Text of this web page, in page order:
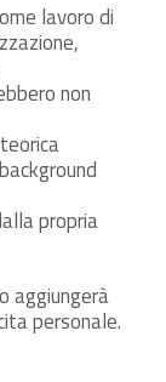
lavoro di
non
propria
aggiungerà
personale.